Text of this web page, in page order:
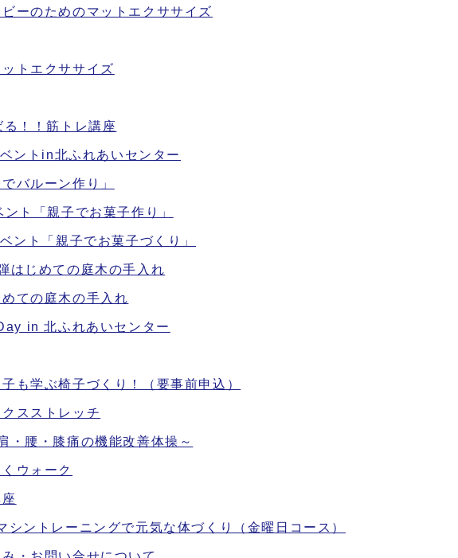
ーのためのマットエクササイズ
トエクササイズ
る！！筋トレ講座
ントin北ふれあいセンター
バルーン作り」
ト「親子でお菓子作り」
ント「親子でお菓子づくり」
はじめての庭木の手入れ
ての庭木の手入れ
in 北ふれあいセンター
も学ぶ椅子づくり！（要事前申込）
スストレッチ
・腰・膝痛の機能改善体操～
ウォーク
ントレーニングで元気な体づくり（金曜日コース）